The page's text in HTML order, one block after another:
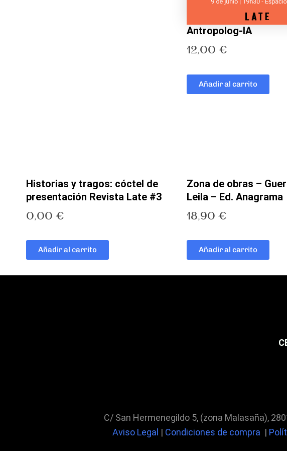
Antropolog-IA
12,00 €
Añadir al carrito
Historias y tragos: cóctel de
presentación Revista Late #3
0,00 €
Añadir al carrito
Zona de obras –
Leila – Ed. Anagrama
18,90 €
Añadir al carrito
C/ San Hermenegildo 5, (zona Malasaña),
Aviso Legal | Condiciones de compra |